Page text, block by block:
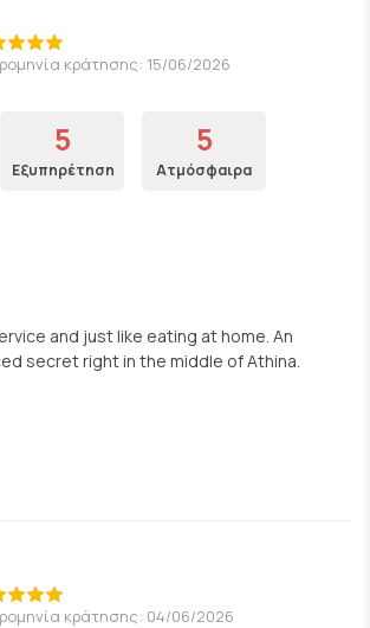
κράτησης: 15/06/2026
5
Εξυπηρέτηση
5
Ατμόσφαιρα
and just like eating at home. An
secret right in the middle of Athina.
κράτησης: 04/06/2026